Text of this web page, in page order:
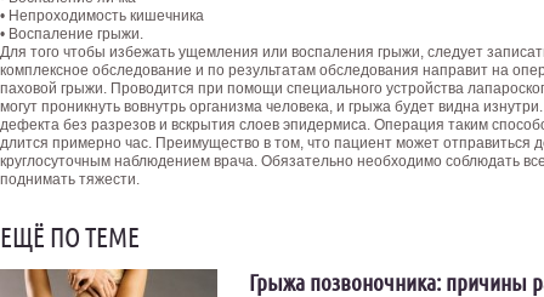
• Непроходимость кишечника
• Воспаление грыжи.
Для того чтобы избежать ущемления или воспаления грыжи, следует
комплексное обследование и по результатам обследования направит на
паховой грыжи. Проводится при помощи специального устройства
могут проникнуть вовнутрь организма человека, и грыжа будет видна
дефекта без разрезов и вскрытия слоев эпидермиса. Операция таким
длится примерно час. Преимущество в том, что пациент может отправиться
круглосуточным наблюдением врача. Обязательно необходимо соблюдать
поднимать тяжести.
ЕЩЁ ПО ТЕМЕ
Грыжа позвоночника: причины